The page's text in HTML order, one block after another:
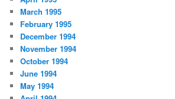
March 1995
February 1995
December 1994
November 1994
October 1994
June 1994
May 1994